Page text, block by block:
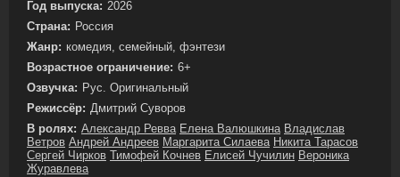
Год выпуска: 2026
Страна: Россия
Жанр: комедия, семейный, фэнтези
Возрастное ограничение: 6+
Озвучка: Рус. Оригинальный
Режиссёр: Дмитрий Суворов
В ролях: Александр Ревва Елена Валюшкина Владислав
Ветров Андрей Андреев Маргарита Силаева Никита Тарасов
Сергей Чирков Тимофей Кочнев Елисей Чучилин Вероника
Журавлева